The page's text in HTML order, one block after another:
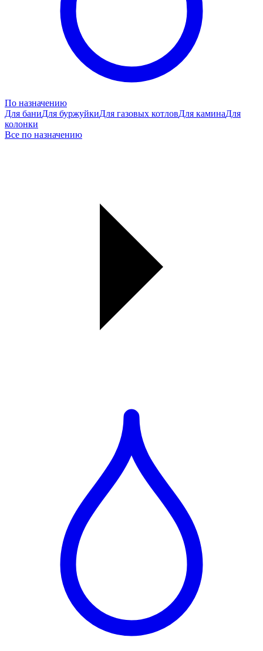
По назначению
Для баниДля буржуйкиДля газовых котловДля каминаДля
колонки
Все по назначению